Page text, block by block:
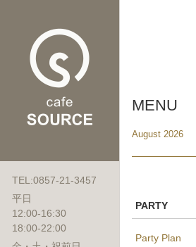
TEL:0857-21-3457
平日
12:00-16:30
18:00-22:00
MENU
August 2026
PARTY
Party Plan